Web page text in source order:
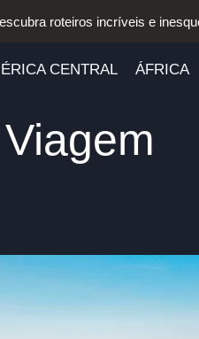
roteiros incríveis e
CENTRAL ÁFRICA